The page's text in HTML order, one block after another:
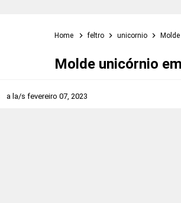
Home feltro unicornio
Molde unicórnio
a la/s fevereiro 07, 2023